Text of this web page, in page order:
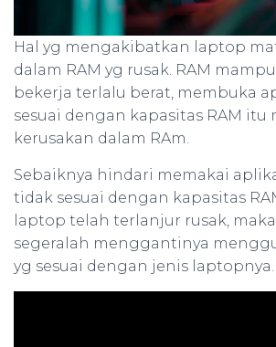
Hal yg mengakibatkan laptop
dalam RAM yg rusak. RAM
bekerja terlalu berat, membuka
sesuai dengan kapasitas RAM itu
kerusakan dalam RAm.
Sebaiknya hindari memakai
tidak sesuai dengan kapasitas
laptop telah terlanjur rusak,
segeralah menggantinya
yg sesuai dengan jenis laptopnya.